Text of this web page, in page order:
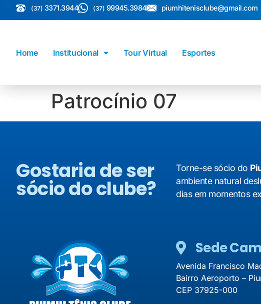
(37) 3371.3944 (37) 99945.3984 piumhitenisclube@gmail.com
Home Institucional Tour Virtual Esportes
Patrocínio 07
Gostaria de ser
sócio do clube?
Torne-se sócio do
ambiente natural
dias em momentos
Sede
Avenida Francisco
Bairro Aeroporto –
CEP 37925-000